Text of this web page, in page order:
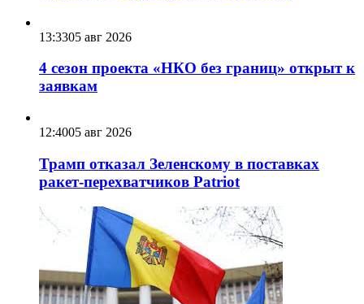
13:3305 авг 2026
4 сезон проекта «НКО без границ» открыт к
заявкам
12:4005 авг 2026
Трамп отказал Зеленскому в поставках
ракет-перехватчиков Patriot